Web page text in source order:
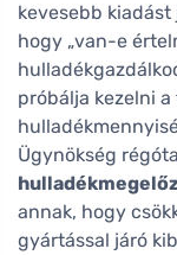
kevesebb
hogy „van-e
próbálja kezelni
Ügynökség
annak, hogy
gyártással járó